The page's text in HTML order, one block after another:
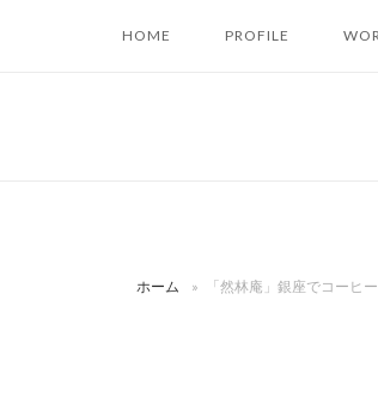
HOME PROFILE
ホーム » 「然林庵」銀座でコーヒ